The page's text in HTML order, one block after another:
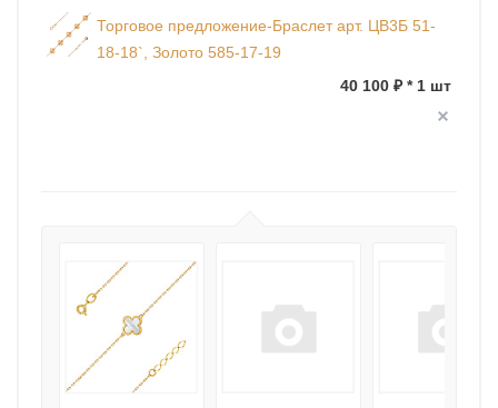
Торговое предложение-Браслет арт. ЦВ3Б 51-
18-18`, Золото 585-17-19
40 100 ₽ * 1 шт